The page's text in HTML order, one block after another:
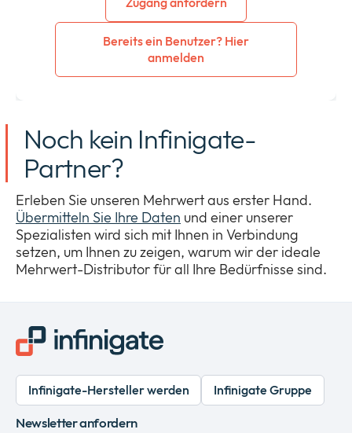
Bereits ein Benutzer? Hier
anmelden
Noch kein Infinigate-
Partner?
Erleben Sie unseren Mehrwert aus erster Hand.
Übermitteln Sie Ihre Daten und einer unserer
Spezialisten wird sich mit Ihnen in Verbindung
setzen, um Ihnen zu zeigen, warum wir der ideale
Mehrwert-Distributor für all Ihre Bedürfnisse sind.
Infinigate-Hersteller werden Infinigate Gruppe
Newsletter anfordern